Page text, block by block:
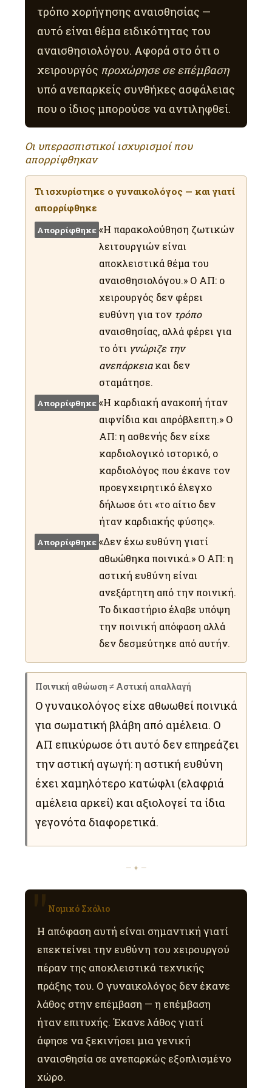
τρόπο χορήγησης αναισθησίας —
αυτό είναι θέμα ειδικότητας του
αναισθησιολόγου. Αφορά στο ότι ο
χειρουργός προχώρησε σε επέμβαση
υπό ανεπαρκείς συνθήκες ασφάλειας
που ο ίδιος μπορούσε να αντιληφθεί.
Οι υπερασπιστικοί ισχυρισμοί που
απορρίφθηκαν
Τι ισχυρίστηκε ο γυναικολόγος — και γιατί
απορρίφθηκε
Απορρίφθηκε «Η παρακολούθηση ζωτικών
λειτουργιών είναι
αποκλειστικά θέμα του
αναισθησιολόγου.» Ο ΑΠ: ο
χειρουργός δεν φέρει
ευθύνη για τον τρόπο
αναισθησίας, αλλά φέρει για
το ότι γνώριζε την
ανεπάρκειακαι δεν
σταμάτησε.
Απορρίφθηκε «Η καρδιακή ανακοπή ήταν
αιφνίδια και απρόβλεπτη.» Ο
ΑΠ: η ασθενής δεν είχε
καρδιολογικό ιστορικό, ο
καρδιολόγος που έκανε τον
προεγχειρητικό έλεγχο
δήλωσε ότι «το αίτιο δεν
ήταν καρδιακής φύσης».
Απορρίφθηκε «Δεν έχω ευθύνη γιατί
αθωώθηκα ποινικά.» Ο ΑΠ: η
αστική ευθύνη είναι
ανεξάρτητη από την ποινική.
Το δικαστήριο έλαβε υπόψη
την ποινική απόφαση αλλά
δεν δεσμεύτηκε από αυτήν.
Ποινική αθώωση ≠ Αστική απαλλαγή
Ο γυναικολόγος είχε αθωωθεί ποινικά
για σωματική βλάβη από αμέλεια. Ο
ΑΠ επικύρωσε ότι αυτό δεν επηρεάζει
την αστική αγωγή: η αστική ευθύνη
έχει χαμηλότερο κατώφλι (ελαφριά
αμέλεια αρκεί) και αξιολογεί τα ίδια
γεγονότα διαφορετικά.
— ✦ —
Νομικό Σχόλιο
Η απόφαση αυτή είναι σημαντική γιατί
επεκτείνει την ευθύνη του χειρουργού
πέραν της αποκλειστικά τεχνικής
πράξης του. Ο γυναικολόγος δεν έκανε
λάθος στην επέμβαση — η επέμβαση
ήταν επιτυχής. Έκανε λάθος γιατί
άφησε να ξεκινήσει μια γενική
αναισθησία σε ανεπαρκώς εξοπλισμένο
χώρο.